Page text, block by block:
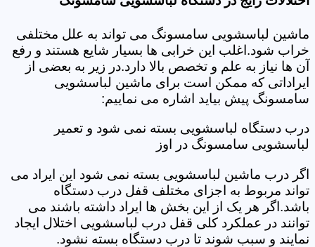
ماشین لباسشویی سامسونگ می تواند به علل مختلفی
خراب شود.اغلب این خرابی ها بسیار شایع هستند و رفع
آن ها نیاز به علم و تخصص بالا دارد.در زیر به بعضی از
ایراداتی که ممکن است برای ماشین لباسشویی
سامسونگ پیش بیاید اشاره می نماییم:
درب دستگاه لباسشویی بسته نمی شود و تعمیر
لباسشویی سامسونگ در اوز
اگر درب ماشین لباسشویی بسته نمی شود این ایراد می
تواند مربوط به اجزای مختلف قفل درب دستگاه
باشد.اگر هر یک از این بخش ها ایراد داشته باشند می
توانند در عملکرد کلی قفل درب لباسشویی اختلال ایجاد
نمایند و سبب شوند تا درب دستگاه بسته نشود.